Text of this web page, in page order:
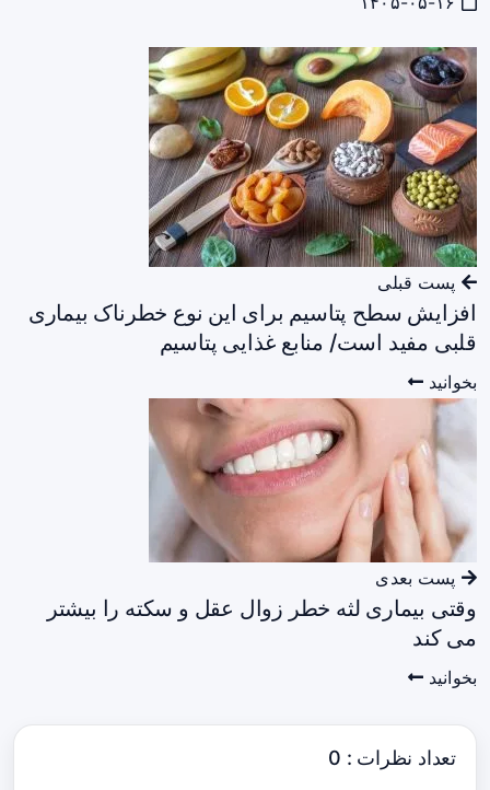
پست قبلی
افزایش سطح پتاسیم برای این نوع خطرناک بیماری
قلبی مفید است/ منابع غذایی پتاسیم
بخوانید
پست بعدی
وقتی بیماری لثه خطر زوال عقل و سکته را بیشتر
می کند
بخوانید
تعداد نظرات : 0